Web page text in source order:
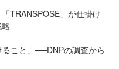
TRANSPOSE」が仕掛け
こと」──DNPの調査から